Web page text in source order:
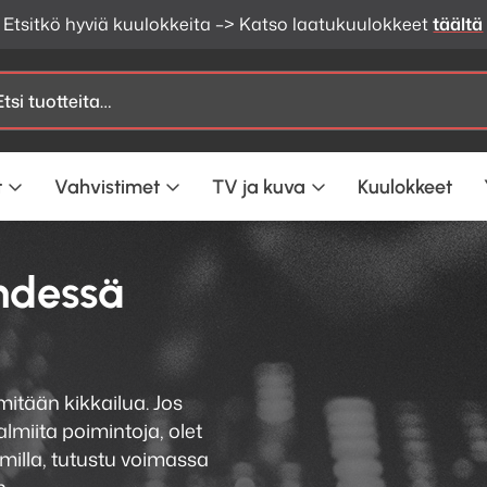
Etsitkö hyviä kuulokkeita –> Katso laatukuulokkeettäältä
Vahvistimet TV ja kuva Kuulokkeet
kikkailua. Jos
poimintoja, olet
tutustu voimassa